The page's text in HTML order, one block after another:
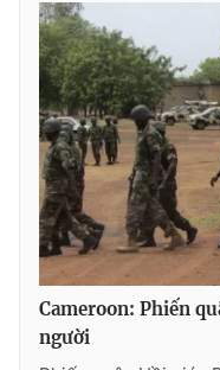
VTV Money
VTV Sức khoẻ
Thị trường 24h
VTV4
VTV9
Liên hệ tòa soạn
Cameroon: Phiến
người